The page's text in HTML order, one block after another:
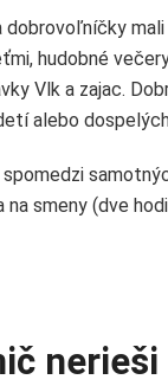
hudobné
Vlk a zajac.
alebo
smeny (dve
nerieši